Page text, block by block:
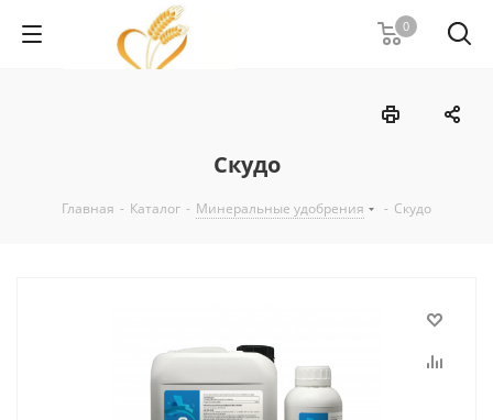
0
Скудо
Главная - Каталог - Минеральные удобрения - Скудо